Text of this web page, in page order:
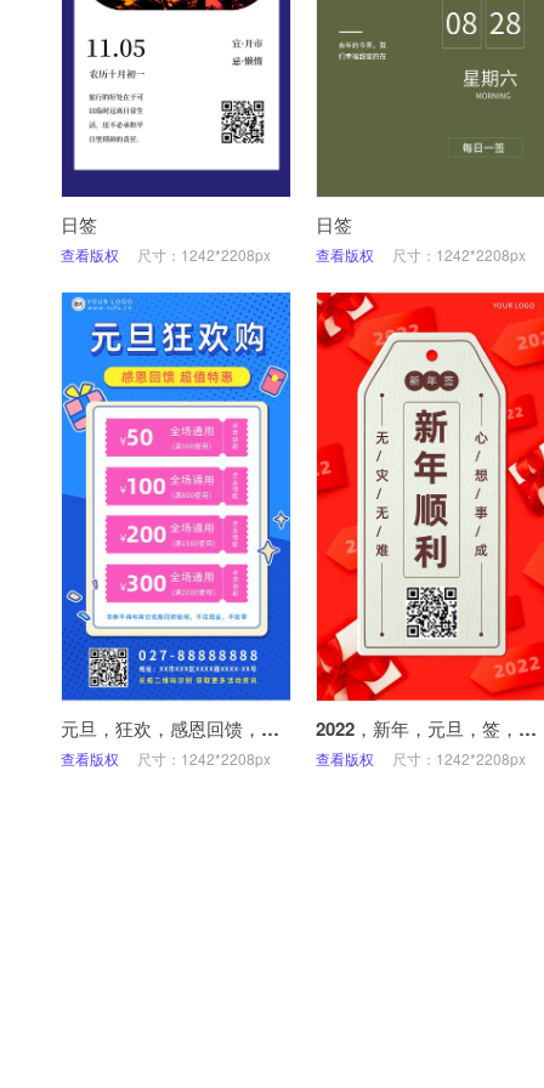
日签
查看版权 尺寸：1242*2208px
日签
查看版权 尺寸：1242*2208px
元旦，狂欢，感恩回馈，优惠券，活动，手机海报
查看版权 尺寸：1242*2208px
2022，新年，元旦，签，愿望，心愿，手机海报
查看版权 尺寸：1242*2208px